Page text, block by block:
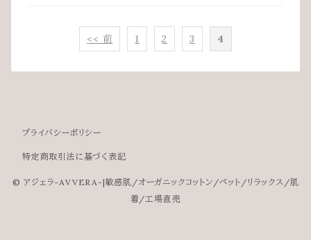
<< 前 1 2 3 4
プライバシーポリシー
特定商取引法に基づく表記
© アジェラ-AVVERA-|敏感肌/オーガニックコットン/ペット/リラックス/肌
着/工場直売